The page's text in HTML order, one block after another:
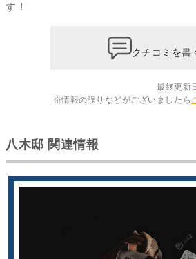
す！
クチコミを書
最終更新
※情報の誤りなどがございましたら
八木邸 関連情報